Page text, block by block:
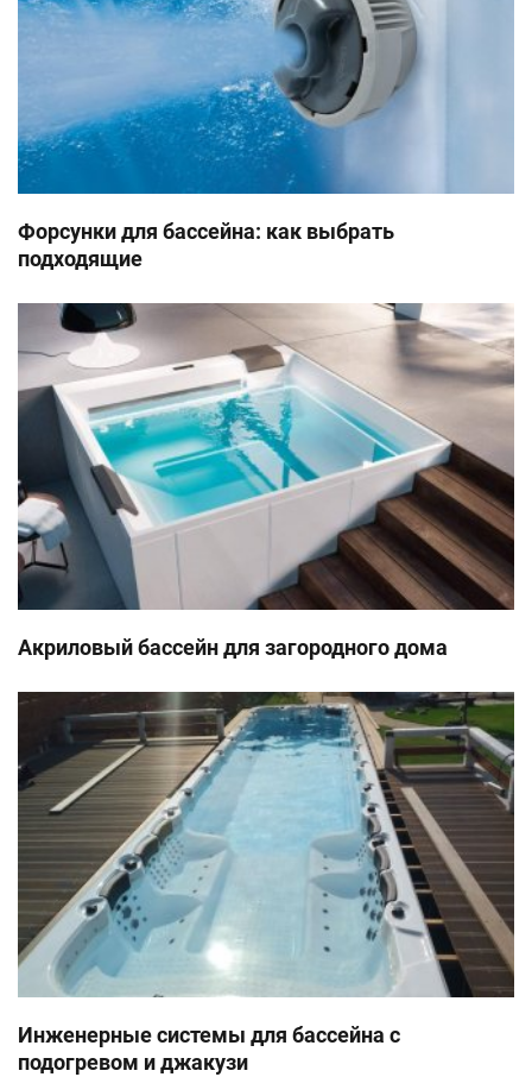
Форсунки для бассейна: как выбрать
подходящие
Акриловый бассейн для загородного дома
Инженерные системы для бассейна с
подогревом и джакузи